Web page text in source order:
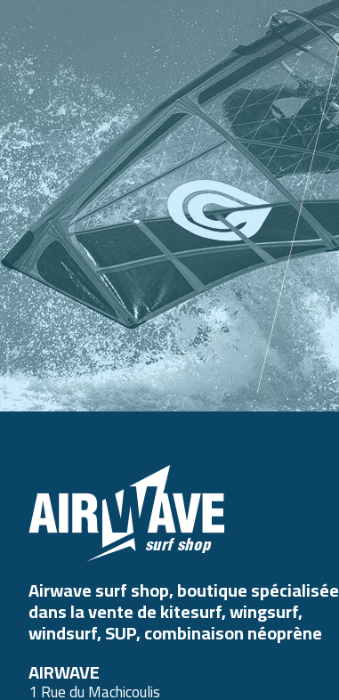
Airwave surf shop, boutique spécialisée
dans la vente de kitesurf, wingsurf,
windsurf, SUP, combinaison néoprène
AIRWAVE
1 Rue du Machicoulis